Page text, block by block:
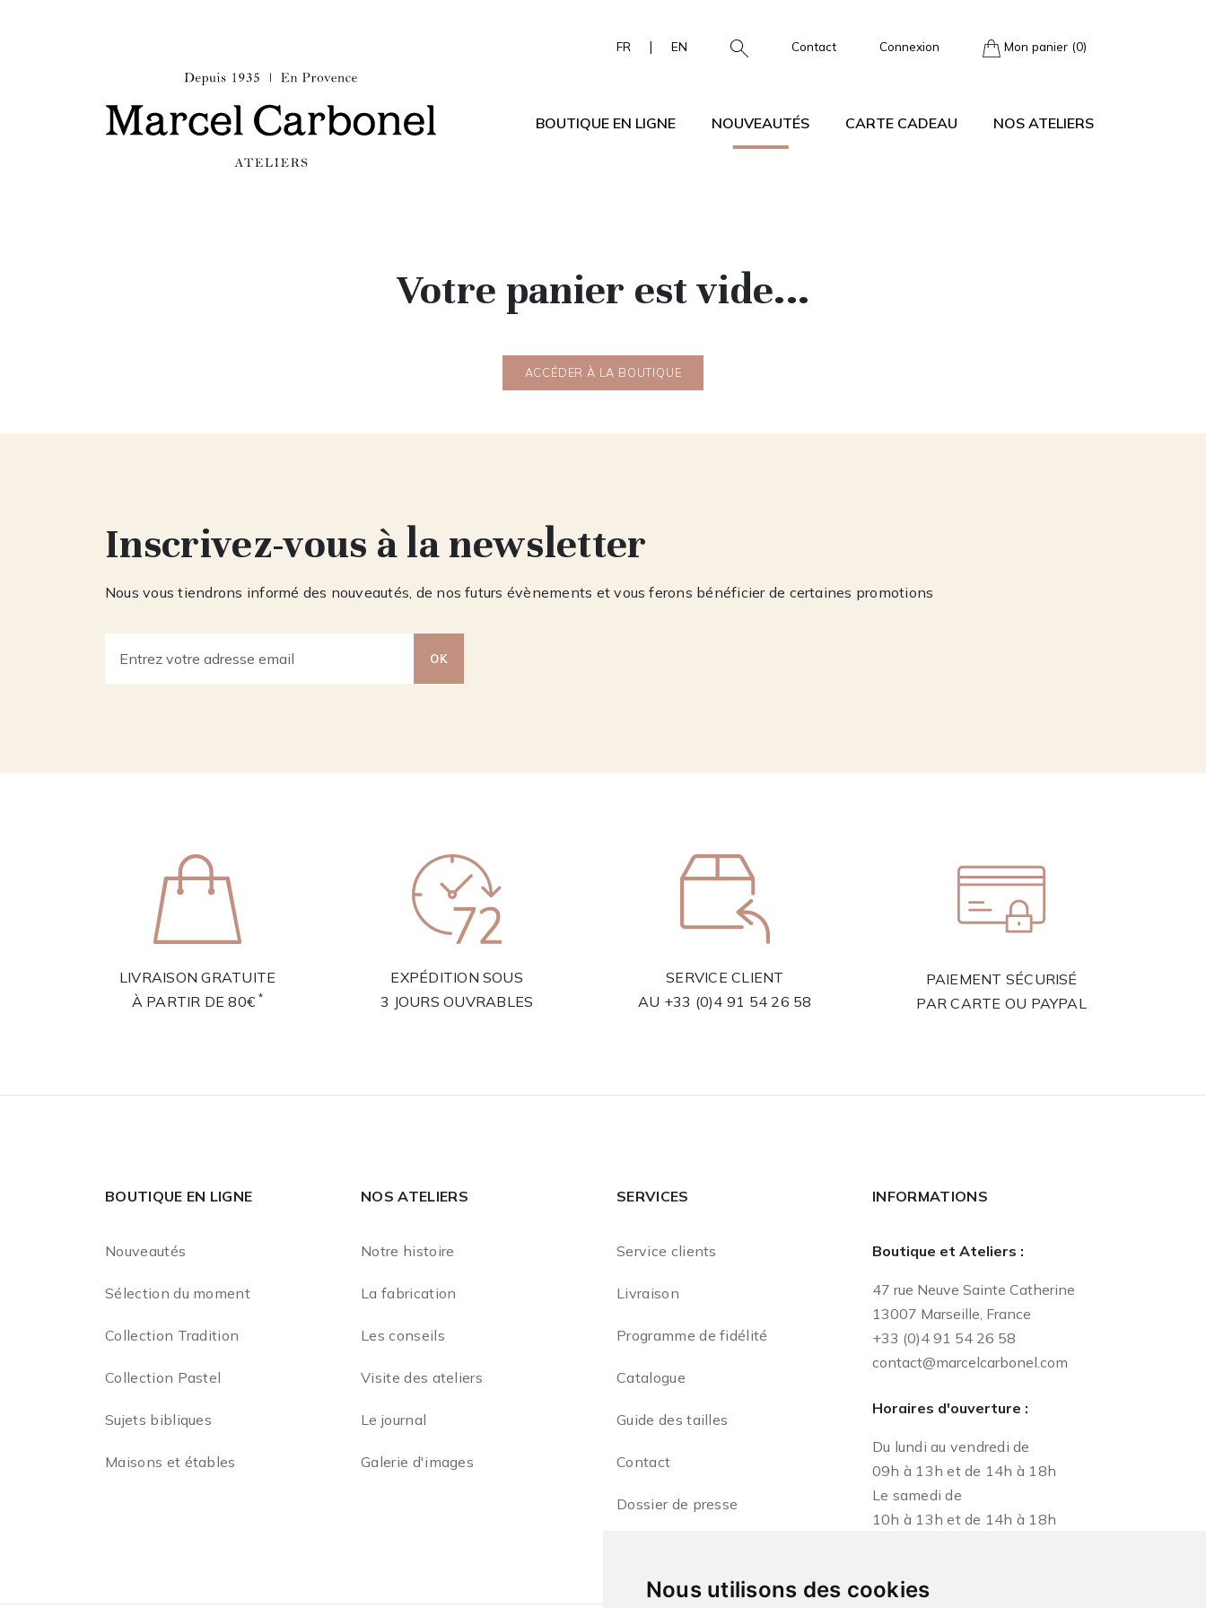
Nous utilisons des cookies
FR | EN Contact Connexion Mon panier (0)
BOUTIQUE EN LIGNE NOUVEAUTÉS CARTE CADEAU NOS ATELIERS
Votre panier est vide...
ACCÉDER À LA BOUTIQUE
Inscrivez-vous à la newsletter
Nous vous tiendrons informé des nouveautés, de nos futurs évènements et vous ferons bénéficier de certaines promotions
OK
LIVRAISON GRATUITE
À PARTIR DE 80€*
EXPÉDITION SOUS
3 JOURS OUVRABLES
SERVICE CLIENT
AU +33 (0)4 91 54 26 58
PAIEMENT SÉCURISÉ
PAR CARTE OU PAYPAL
BOUTIQUE EN LIGNE
Nouveautés
Sélection du moment
Collection Tradition
Collection Pastel
Sujets bibliques
Maisons et étables
NOS ATELIERS
Notre histoire
La fabrication
Les conseils
Visite des ateliers
Le journal
Galerie d'images
SERVICES
Service clients
Livraison
Programme de fidélité
Catalogue
Guide des tailles
Contact
Dossier de presse
INFORMATIONS
Boutique et Ateliers :
47 rue Neuve Sainte Catherine
13007 Marseille, France
+33 (0)4 91 54 26 58
contact@marcelcarbonel.com
Horaires d'ouverture :
Du lundi au vendredi de
09h à 13h et de 14h à 18h
Le samedi de
10h à 13h et de 14h à 18h